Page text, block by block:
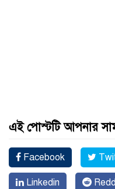
এই পোস্টটি আপনার
Facebook
Linkedin